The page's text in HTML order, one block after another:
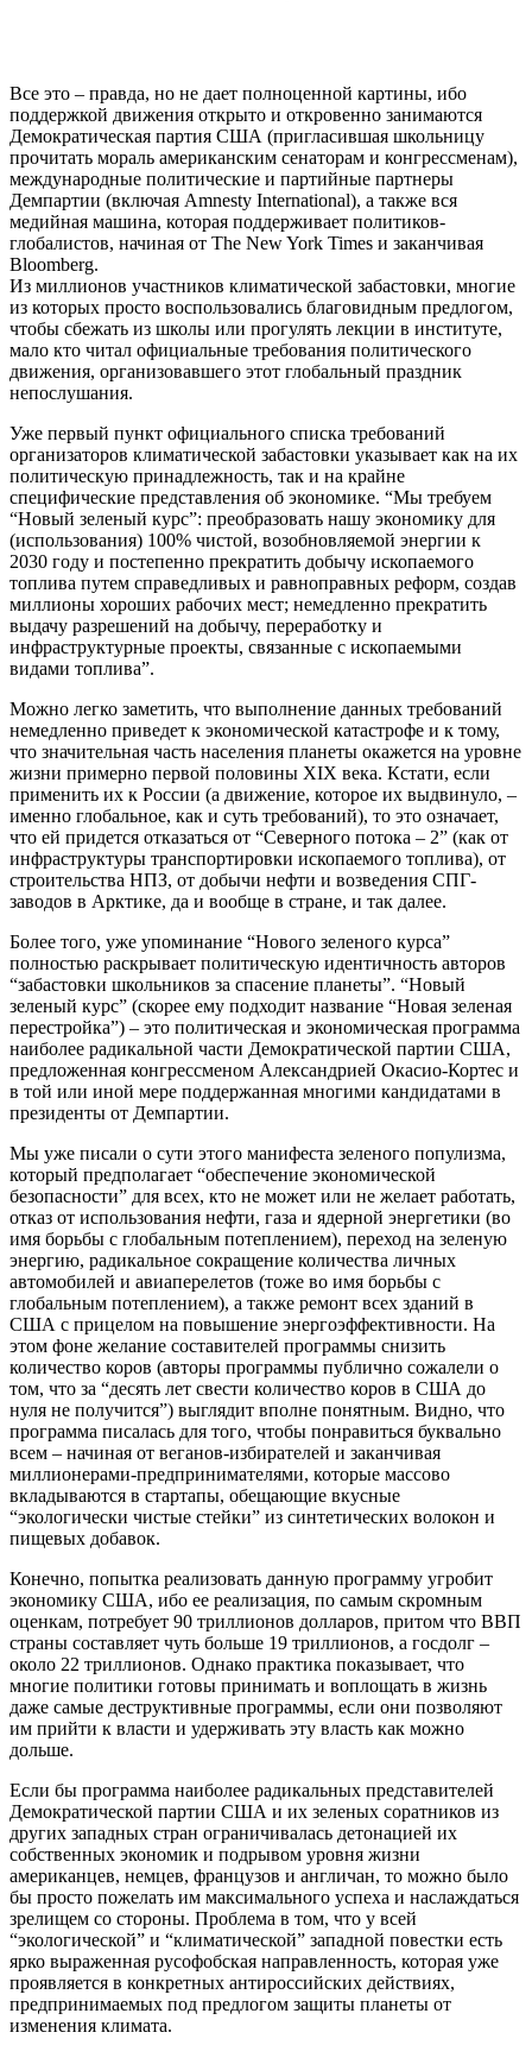
Все это – правда, но не дает полноценной картины, ибо
поддержкой движения открыто и откровенно занимаются
Демократическая партия США (пригласившая школьницу
прочитать мораль американским сенаторам и конгрессменам),
международные политические и партийные партнеры
Демпартии (включая Amnesty International), а также вся
медийная машина, которая поддерживает политиков-
глобалистов, начиная от The New York Times и заканчивая
Bloomberg.
Из миллионов участников климатической забастовки, многие
из которых просто воспользовались благовидным предлогом,
чтобы сбежать из школы или прогулять лекции в институте,
мало кто читал официальные требования политического
движения, организовавшего этот глобальный праздник
непослушания.
Уже первый пункт официального списка требований
организаторов климатической забастовки указывает как на их
политическую принадлежность, так и на крайне
специфические представления об экономике. “Мы требуем
“Новый зеленый курс”: преобразовать нашу экономику для
(использования) 100% чистой, возобновляемой энергии к
2030 году и постепенно прекратить добычу ископаемого
топлива путем справедливых и равноправных реформ, создав
миллионы хороших рабочих мест; немедленно прекратить
выдачу разрешений на добычу, переработку и
инфраструктурные проекты, связанные с ископаемыми
видами топлива”.
Можно легко заметить, что выполнение данных требований
немедленно приведет к экономической катастрофе и к тому,
что значительная часть населения планеты окажется на уровне
жизни примерно первой половины XIX века. Кстати, если
применить их к России (а движение, которое их выдвинуло, –
именно глобальное, как и суть требований), то это означает,
что ей придется отказаться от “Северного потока – 2” (как от
инфраструктуры транспортировки ископаемого топлива), от
строительства НПЗ, от добычи нефти и возведения СПГ-
заводов в Арктике, да и вообще в стране, и так далее.
Более того, уже упоминание “Нового зеленого курса”
полностью раскрывает политическую идентичность авторов
“забастовки школьников за спасение планеты”. “Новый
зеленый курс” (скорее ему подходит название “Новая зеленая
перестройка”) – это политическая и экономическая программа
наиболее радикальной части Демократической партии США,
предложенная конгрессменом Александрией Окасио-Кортес и
в той или иной мере поддержанная многими кандидатами в
президенты от Демпартии.
Мы уже писали о сути этого манифеста зеленого популизма,
который предполагает “обеспечение экономической
безопасности” для всех, кто не может или не желает работать,
отказ от использования нефти, газа и ядерной энергетики (во
имя борьбы с глобальным потеплением), переход на зеленую
энергию, радикальное сокращение количества личных
автомобилей и авиаперелетов (тоже во имя борьбы с
глобальным потеплением), а также ремонт всех зданий в
США с прицелом на повышение энергоэффективности. На
этом фоне желание составителей программы снизить
количество коров (авторы программы публично сожалели о
том, что за “десять лет свести количество коров в США до
нуля не получится”) выглядит вполне понятным. Видно, что
программа писалась для того, чтобы понравиться буквально
всем – начиная от веганов-избирателей и заканчивая
миллионерами-предпринимателями, которые массово
вкладываются в стартапы, обещающие вкусные
“экологически чистые стейки” из синтетических волокон и
пищевых добавок.
Конечно, попытка реализовать данную программу угробит
экономику США, ибо ее реализация, по самым скромным
оценкам, потребует 90 триллионов долларов, притом что ВВП
страны составляет чуть больше 19 триллионов, а госдолг –
около 22 триллионов. Однако практика показывает, что
многие политики готовы принимать и воплощать в жизнь
даже самые деструктивные программы, если они позволяют
им прийти к власти и удерживать эту власть как можно
дольше.
Если бы программа наиболее радикальных представителей
Демократической партии США и их зеленых соратников из
других западных стран ограничивалась детонацией их
собственных экономик и подрывом уровня жизни
американцев, немцев, французов и англичан, то можно было
бы просто пожелать им максимального успеха и наслаждаться
зрелищем со стороны. Проблема в том, что у всей
“экологической” и “климатической” западной повестки есть
ярко выраженная русофобская направленность, которая уже
проявляется в конкретных антироссийских действиях,
предпринимаемых под предлогом защиты планеты от
изменения климата.